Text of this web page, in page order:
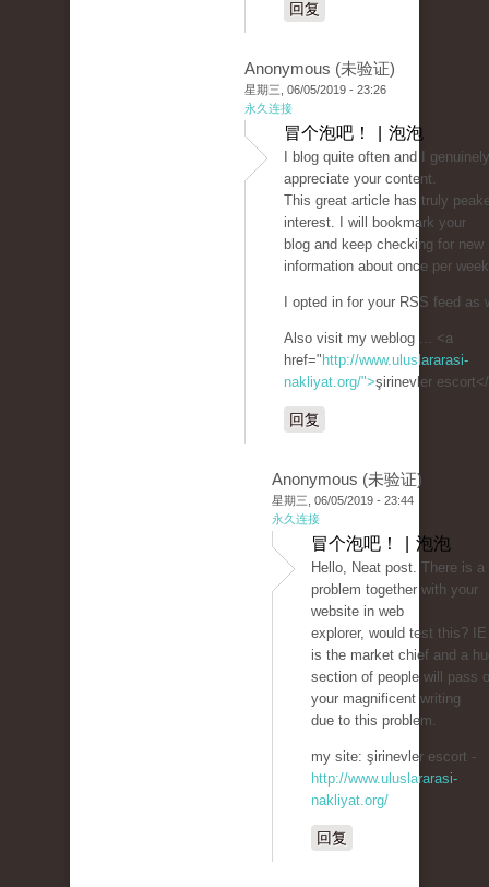
回复
Anonymous (未验证)
星期三, 06/05/2019 - 23:26
永久连接
冒个泡吧！ | 泡泡
I blog quite often and I genuinely
appreciate your content.
This great article has truly
interest. I will bookmark your
blog and keep checking for new
information about once per
I opted in for your RSS feed as
Also visit my weblog ... <a
href=" http://www.uluslararasi-
nakliyat.org/">şirinevler
回复
Anonymous (未验证)
星期三, 06/05/2019 - 23:44
永久连接
冒个泡吧！ | 泡泡
Hello, Neat post. There is a
problem together with your
website in web
explorer, would test this?
is the market chief and a
section of people will pass
your magnificent writing
due to this problem.
my site: şirinevler escort -
http://www.uluslararasi-
nakliyat.org/
回复